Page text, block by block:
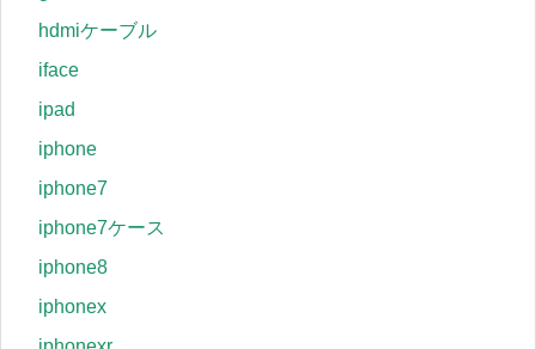
hdmiケーブル
iface
ipad
iphone
iphone7
iphone7ケース
iphone8
iphonex